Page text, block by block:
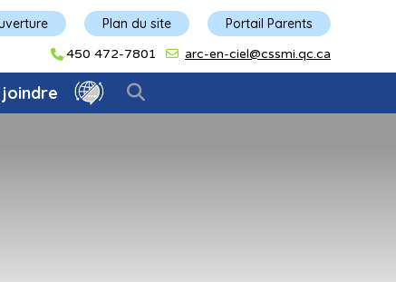
Plan du site Portail Parents
450 472-7801 arc-en-ciel@cssmi.qc.ca